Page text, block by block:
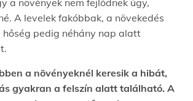
a növények nem fejlődnek úgy,
A levelek fakóbbak, a növekedés
pedig néhány nap alatt
a növényeknél keresik a hibát,
gyakran a felszín alatt található. A